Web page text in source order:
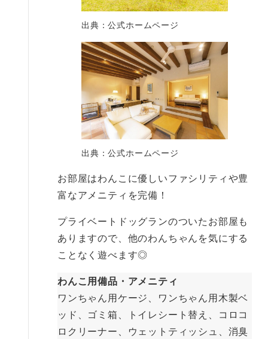
出典：公式ホームページ
出典：公式ホームページ
お部屋はわんこに優しいファシリティや豊
富なアメニティを完備！
プライベートドッグランのついたお部屋も
ありますので、他のわんちゃんを気にする
ことなく遊べます◎
わんこ用備品・アメニティ
ワンちゃん用ケージ、ワンちゃん用木製ベ
ッド、ゴミ箱、トイレシート替え、コロコ
ロクリーナー、ウェットティッシュ、消臭